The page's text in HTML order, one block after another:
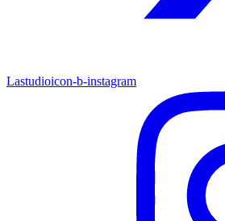
Lastudioicon-b-instagram